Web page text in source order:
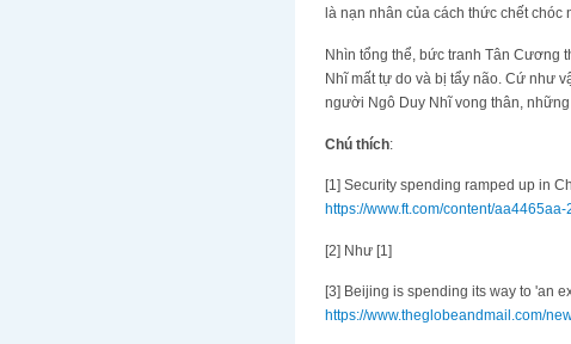
là nạn nhân của cách thức chết chóc
Nhìn tổng thể, bức tranh Tân Cương
Nhĩ mất tự do và bị tẩy não. Cứ như
người Ngô Duy Nhĩ vong thân,
Chú thích:
[1] Security spending ramped up in
https://www.ft.com/content/
[2] Như [1]
[3] Beijing is spending its way to 'an
https://www.theglobeandmail.com/